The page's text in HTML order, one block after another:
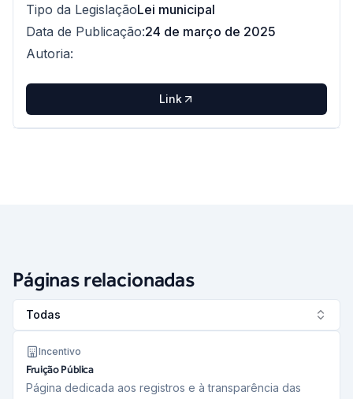
Tipo da LegislaçãoLei municipal
Data de Publicação:24 de março de 2025
Autoria:
Link
Páginas relacionadas
Incentivo
Fruição Pública
Página dedicada aos registros e à transparência das
Todas